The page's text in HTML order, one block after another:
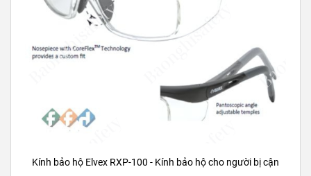
Kính bảo hộ Elvex RXP-100 - Kính bảo hộ cho người bị cận